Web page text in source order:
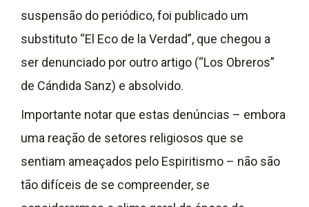
suspensão do periódico, foi publicado um
substituto “El Eco de la Verdad”, que chegou a
ser denunciado por outro artigo (“Los Obreros”
de Cándida Sanz) e absolvido.
Importante notar que estas denúncias – embora
uma reação de setores religiosos que se
sentiam ameaçados pelo Espiritismo – não são
tão difíceis de se compreender, se